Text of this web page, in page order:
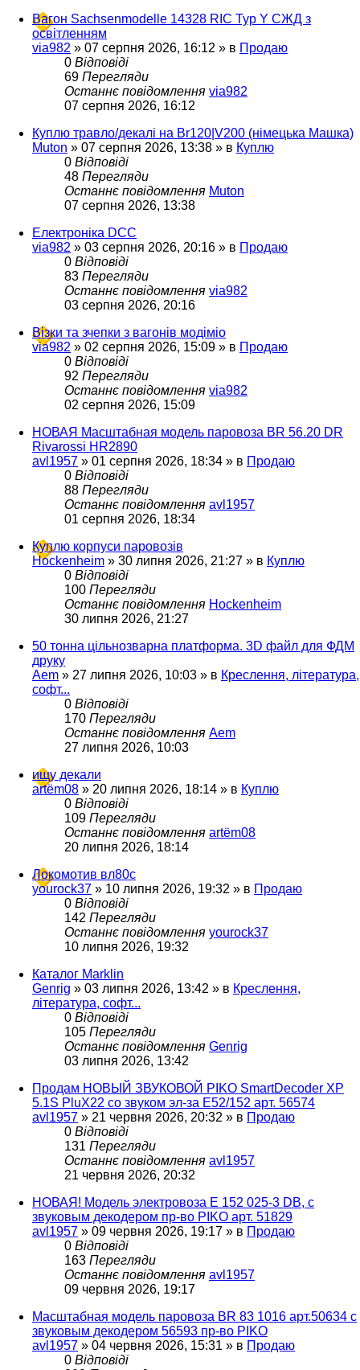
Вагон Sachsenmodelle 14328 RIC Typ Y СЖД з
освітленням
via982 » 07 серпня 2026, 16:12 » в Продаю
0 Відповіді
69 Перегляди
Останнє повідомлення via982
07 серпня 2026, 16:12
Куплю травло/декалі на Br120|V200 (німецька Машка)
Muton » 07 серпня 2026, 13:38 » в Куплю
0 Відповіді
48 Перегляди
Останнє повідомлення Muton
07 серпня 2026, 13:38
Електроніка DCC
via982 » 03 серпня 2026, 20:16 » в Продаю
0 Відповіді
83 Перегляди
Останнє повідомлення via982
03 серпня 2026, 20:16
Візки та зчепки з вагонів модіміо
via982 » 02 серпня 2026, 15:09 » в Продаю
0 Відповіді
92 Перегляди
Останнє повідомлення via982
02 серпня 2026, 15:09
НОВАЯ Масштабная модель паровоза BR 56.20 DR
Rivarossi HR2890
avl1957 » 01 серпня 2026, 18:34 » в Продаю
0 Відповіді
88 Перегляди
Останнє повідомлення avl1957
01 серпня 2026, 18:34
Куплю корпуси паровозів
Hockenheim » 30 липня 2026, 21:27 » в Куплю
0 Відповіді
100 Перегляди
Останнє повідомлення Hockenheim
30 липня 2026, 21:27
50 тонна цільнозварна платформа. 3D файл для ФДМ
друку
Aem » 27 липня 2026, 10:03 » в Креслення, література,
софт...
0 Відповіді
170 Перегляди
Останнє повідомлення Aem
27 липня 2026, 10:03
ищу декали
artëm08 » 20 липня 2026, 18:14 » в Куплю
0 Відповіді
109 Перегляди
Останнє повідомлення artëm08
20 липня 2026, 18:14
Локомотив вл80с
yourock37 » 10 липня 2026, 19:32 » в Продаю
0 Відповіді
142 Перегляди
Останнє повідомлення yourock37
10 липня 2026, 19:32
Каталог Marklin
Genrig » 03 липня 2026, 13:42 » в Креслення,
література, софт...
0 Відповіді
105 Перегляди
Останнє повідомлення Genrig
03 липня 2026, 13:42
Продам НОВЫЙ ЗВУКОВОЙ PIKO SmartDecoder XP
5.1S PluX22 со звуком эл-за Е52/152 арт. 56574
avl1957 » 21 червня 2026, 20:32 » в Продаю
0 Відповіді
131 Перегляди
Останнє повідомлення avl1957
21 червня 2026, 20:32
НОВАЯ! Модель электровоза Е 152 025-3 DB, с
звуковым декодером пр-во PIKO арт. 51829
avl1957 » 09 червня 2026, 19:17 » в Продаю
0 Відповіді
163 Перегляди
Останнє повідомлення avl1957
09 червня 2026, 19:17
Масштабная модель паровоза BR 83 1016 арт.50634 с
звуковым декодером 56593 пр-во PIKO
avl1957 » 04 червня 2026, 15:31 » в Продаю
0 Відповіді